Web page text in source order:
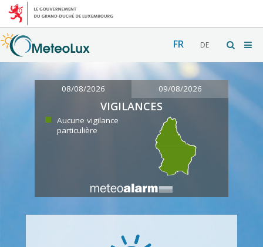
FR DE
08/08/2026 09/08/2026
VIGILANCES
Aucune vigilance
particulière